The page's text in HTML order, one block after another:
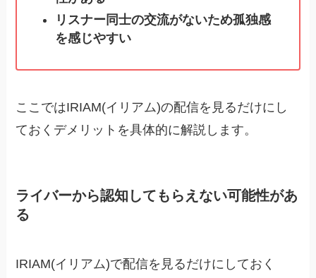
リスナー同士の交流がないため孤独感
を感じやすい
ここではIRIAM(イリアム)の配信を見るだけにし
ておくデメリットを具体的に解説します。
ライバーから認知してもらえない可能性があ
る
IRIAM(イリアム)で配信を見るだけにしておく